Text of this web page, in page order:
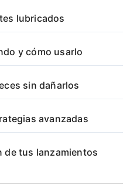
lubricados
y cómo usarlo
sin dañarlos
avanzadas
de tus lanzamientos